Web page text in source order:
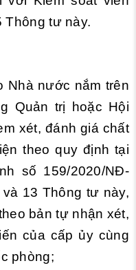
Thông tư này.
Nhà nước nắm trên
Quản trị hoặc Hội
xét, đánh giá chất
theo quy định tại
số 159/2020/NĐ-
13 Thông tư này,
bản tự nhận xét,
của cấp ủy cùng
phòng;